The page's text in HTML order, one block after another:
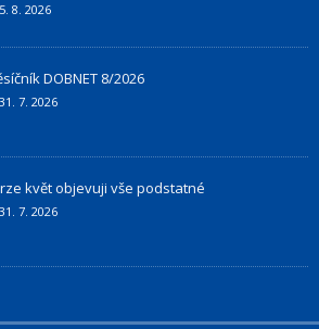
5. 8. 2026
DOBNET 8/2026
31. 7. 2026
květ objevuji vše podstatné
31. 7. 2026